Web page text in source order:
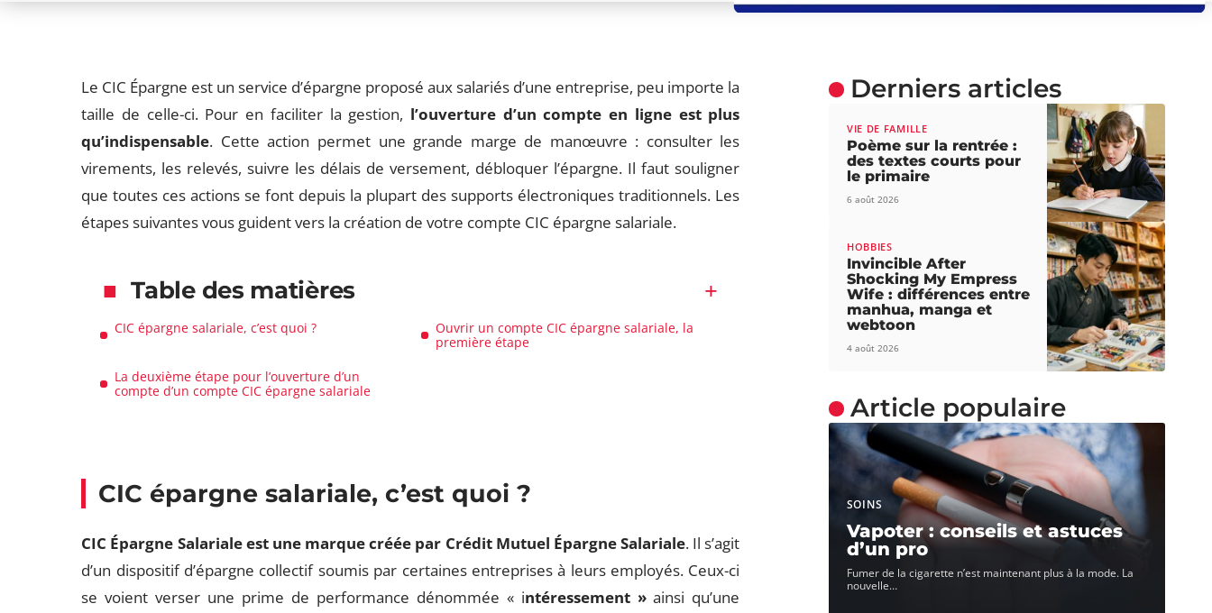
Le CIC Épargne est un service d’épargne proposé aux salariés d’une entreprise, peu importe la
taille de celle-ci. Pour en faciliter la gestion, l’ouverture d’un compte en ligne est plus
qu’indispensable. Cette action permet une grande marge de manœuvre : consulter les
virements, les relevés, suivre les délais de versement, débloquer l’épargne. Il faut souligner
que toutes ces actions se font depuis la plupart des supports électroniques traditionnels. Les
étapes suivantes vous guident vers la création de votre compte CIC épargne salariale.
Table des matières
CIC épargne salariale, c’est quoi ?
Ouvrir un compte CIC épargne salariale, la
première étape
La deuxième étape pour l’ouverture d’un
compte d’un compte CIC épargne salariale
CIC épargne salariale, c’est quoi ?
CIC Épargne Salariale est une marque créée par Crédit Mutuel Épargne Salariale. Il s’agit
d’un dispositif d’épargne collectif soumis par certaines entreprises à leurs employés. Ceux-ci
se voient verser une prime de performance dénommée « intéressement »ainsi qu’une
Derniers articles
VIE DE FAMILLE
Poème sur la rentrée :
des textes courts pour
le primaire
6 août 2026
HOBBIES
Invincible After
Shocking My Empress
Wife : différences entre
manhua, manga et
webtoon
4 août 2026
Article populaire
SOINS
Vapoter : conseils et astuces
d’un pro
Fumer de la cigarette n’est maintenant plus à la mode. La
nouvelle…